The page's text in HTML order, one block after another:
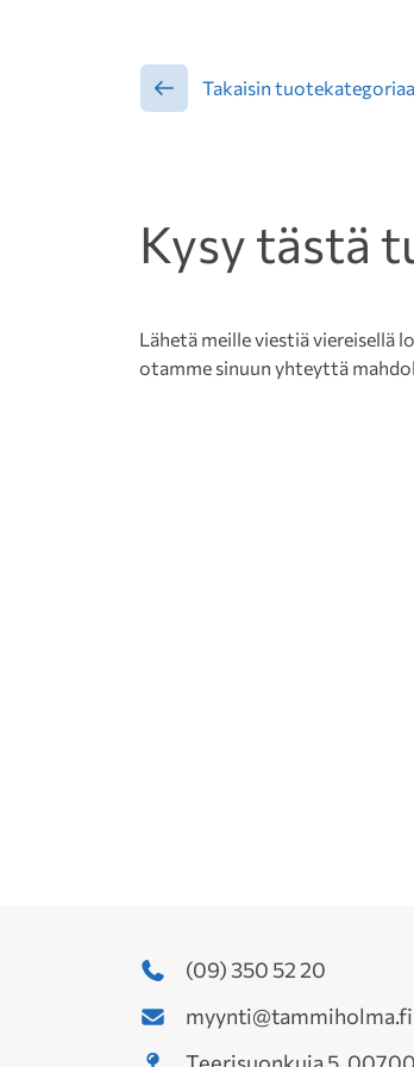
Takaisin
Kysy tästä
Lähetä meille viestiä viereisellä
otamme sinuun yhteyttä
(09) 350 52 20
myynti@tammiholma.fi